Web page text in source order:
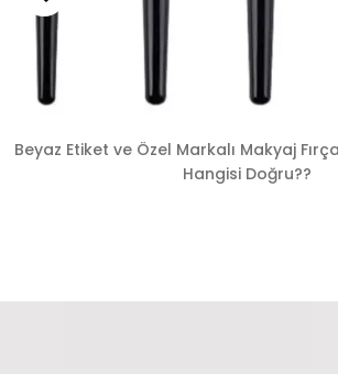
Beyaz Etiket ve Özel Markalı Makyaj
Hangisi Doğru??